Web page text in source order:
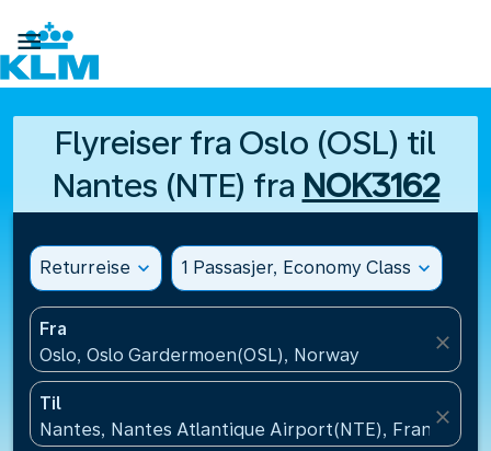

Flyreiser fra Oslo (OSL) til
Nantes (NTE) fra NOK3162
Returreise expand_more 1 Passasjer, Economy Class expand_more
Fra
Oslo, Oslo Gardermoen(OSL), Norway
close
Til
Nantes, Nantes Atlantique Airport(NTE), Frankrike
close